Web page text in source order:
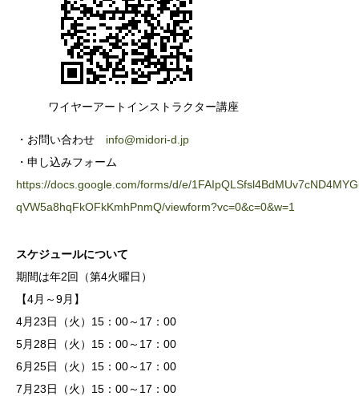
ワイヤーアートインストラクター講座
・お問い合わせ info@midori-d.jp
・申し込みフォーム
https://docs.google.com/forms/d/e/
qVW5a8hqFkOFkKmhPnmQ/viewform?vc=0&c=0&w=1
スケジュールについて
期間は年2回（第4火曜日）
【4月～9月】
4月23日（火）15：00～17：00
5月28日（火）15：00～17：00
6月25日（火）15：00～17：00
7月23日（火）15：00～17：00